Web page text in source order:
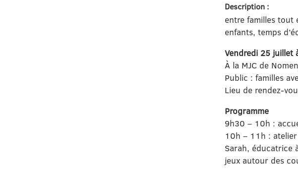
Description :
entre familles tout
enfants, temps
Vendredi 25 juillet
À la MJC de
Public : familles
Lieu de rendez-
Programme
9h30 – 10h :
10h – 11h :
Sarah, éducatrice
jeux autour des